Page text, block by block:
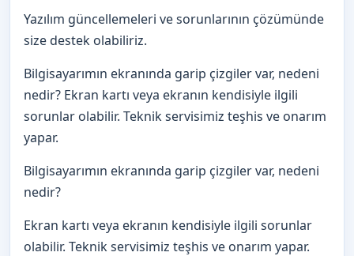
Yazılım güncellemeleri ve sorunlarının çözümünde
size destek olabiliriz.
Bilgisayarımın ekranında garip çizgiler var, nedeni
nedir? Ekran kartı veya ekranın kendisiyle ilgili
sorunlar olabilir. Teknik servisimiz teşhis ve onarım
yapar.
Bilgisayarımın ekranında garip çizgiler var, nedeni
nedir?
Ekran kartı veya ekranın kendisiyle ilgili sorunlar
olabilir. Teknik servisimiz teşhis ve onarım yapar.